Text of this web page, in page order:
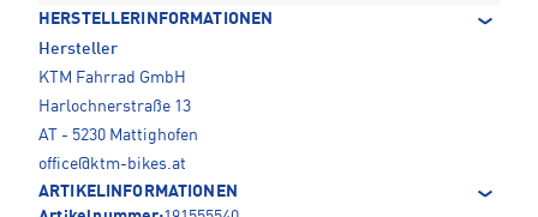
HERSTELLERINFORMATIONEN
Hersteller
KTM Fahrrad GmbH
Harlochnerstraße 13
AT - 5230 Mattighofen
office@ktm-bikes.at
ARTIKELINFORMATIONEN